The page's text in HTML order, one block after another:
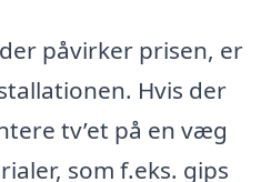
påvirker prisen, er
Hvis der
tv’et på en væg
som f.eks. gips